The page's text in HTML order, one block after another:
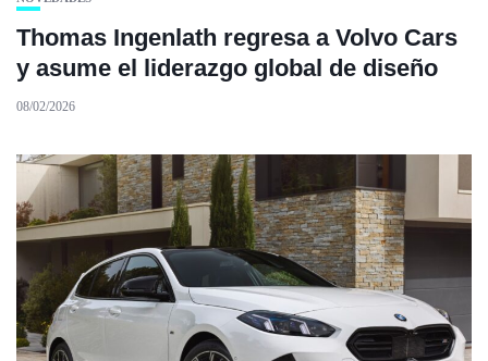
Thomas Ingenlath regresa a Volvo Cars
y asume el liderazgo global de diseño
08/02/2026